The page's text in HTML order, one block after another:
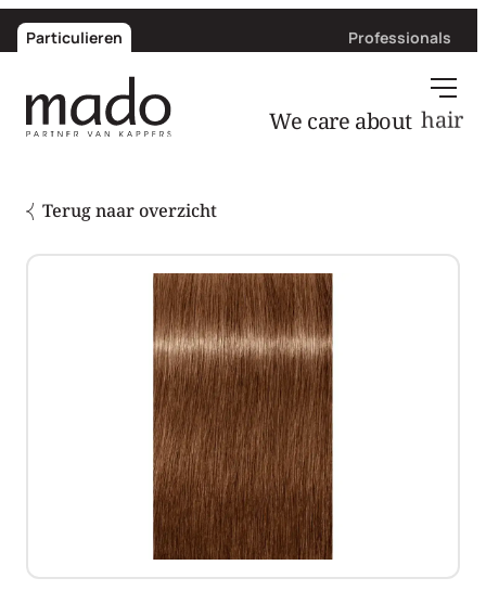
Particulieren Professionals
We care about hair
Terug naar overzicht